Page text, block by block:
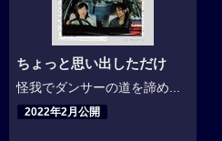
ちょっと思い出しただけ
怪我でダンサーの道を諦め...
2022年2月公開